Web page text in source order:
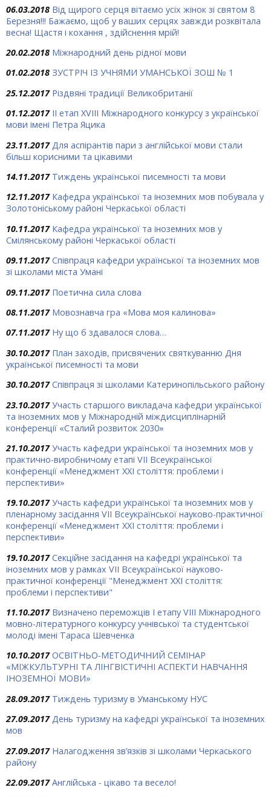
06.03.2018 Від щирого серця вітаємо усіх жінок зі святом 8
Березня!!! Бажаємо, щоб у ваших серцях завжди розквітала
весна! Щастя і кохання , здійснення мрій!
20.02.2018 Міжнародний день рідної мови
01.02.2018 ЗУСТРІЧ ІЗ УЧНЯМИ УМАНСЬКОЇ ЗОШ № 1
25.12.2017 Різдвяні традиції Великобританії
01.12.2017 ІІ етап XVIII Міжнародного конкурсу з української
мови імені Петра Яцика
23.11.2017 Для аспірантів пари з англійської мови стали
більш корисними та цікавими
14.11.2017 Тиждень української писемності та мови
12.11.2017 Кафедра української та іноземних мов побувала у
Золотоніському районі Черкаської області
10.11.2017 Кафедра української та іноземних мов у
Смілянському районі Черкаської області
09.11.2017 Співпраця кафедри української та іноземних мов
зі школами міста Умані
09.11.2017 Поетична сила слова
08.11.2017 Мовознавча гра «Мова моя калинова»
07.11.2017 Ну що б здавалося слова…
30.10.2017 План заходів, присвячених святкуванню Дня
української писемності та мови
30.10.2017 Співпраця зі школами Катеринопільського району
23.10.2017 Участь старшого викладача кафедри української
та іноземних мов у Міжнародній міждисциплінарній
конференції «Сталий розвиток 2030»
21.10.2017 Участь кафедри української та іноземних мов у
практично-виробничому етапі VII Всеукраїнської
конференції «Менеджмент ХХІ століття: проблеми і
перспективи»
19.10.2017 Участь кафедри української та іноземних мов у
пленарному засідання VII Всеукраїнської науково-практичної
конференції «Менеджмент ХХІ століття: проблеми і
перспективи»
19.10.2017 Секційне засідання на кафедрі української та
іноземних мов у рамках VІІ Всеукраїнської науково-
практичної конференції "Менеджмент ХХІ століття:
проблеми і перспективи"
11.10.2017 Визначено переможців І етапу VIII Міжнародного
мовно-літературного конкурсу учнівської та студентської
молоді імені Тараса Шевченка
10.10.2017 ОСВІТНЬО-МЕТОДИЧНИЙ СЕМІНАР
«МІЖКУЛЬТУРНІ ТА ЛІНГВІСТИЧНІ АСПЕКТИ НАВЧАННЯ
ІНОЗЕМНОЇ МОВИ»
28.09.2017 Тиждень туризму в Уманському НУС
27.09.2017 День туризму на кафедрі української та іноземних
мов
27.09.2017 Налагодження зв’язків зі школами Черкаського
району
22.09.2017 Англійська - цікаво та весело!